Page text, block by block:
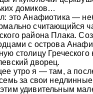
домиков…
это Анафиотика —
считающийся
района Плака.
с острова
столицу Греческого
дворец.
утро я — там, а
за свои
удивительным